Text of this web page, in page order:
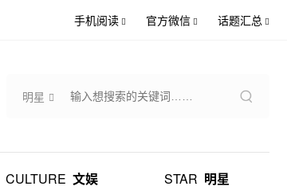
手机阅读 官方微信 话题汇总
明星
CULTURE 文娱 STAR 明星